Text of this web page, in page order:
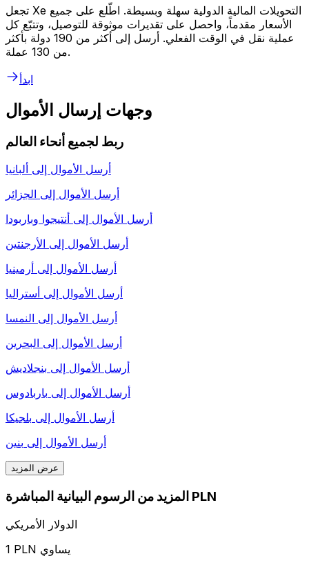
تجعل Xe التحويلات المالية الدولية سهلة وبسيطة. اطّلع على جميع
الأسعار مقدماً، واحصل على تقديرات موثوقة للتوصيل، وتتبّع كل
عملية نقل في الوقت الفعلي. أرسل إلى أكثر من 190 دولة بأكثر
من 130 عملة.
ابدأ
وجهات إرسال الأموال
ربط لجميع أنحاء العالم
أرسل الأموال إلى ألبانيا
أرسل الأموال إلى الجزائر
أرسل الأموال إلى أنتيجوا وباربودا
أرسل الأموال إلى الأرجنتين
أرسل الأموال إلى أرمينيا
أرسل الأموال إلى أستراليا
أرسل الأموال إلى النمسا
أرسل الأموال إلى البحرين
أرسل الأموال إلى بنجلاديش
أرسل الأموال إلى باربادوس
أرسل الأموال إلى بلجيكا
أرسل الأموال إلى بنين
عرض المزيد
المزيد من الرسوم البيانية المباشرة PLN
الدولار الأمريكي
1 PLN يساوي